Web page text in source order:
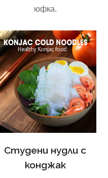
юфка.
Студени нудли с
конджак